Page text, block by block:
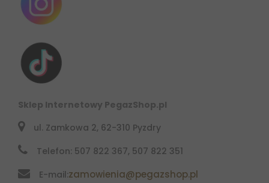
Sklep Internetowy PegazShop.pl
ul. Zamkowa 2, 62-310 Pyzdry
Telefon: 507 822 367, 507 822 351
E-mail:zamowienia@pegazshop.pl